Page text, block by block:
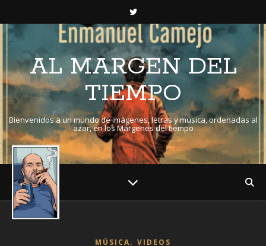
AL MARGEN DEL
TIEMPO
Bienvenidos a un mundo de imágenes, letras y música, ordenadas al
azar, en los Márgenes del tiempo
MÚSICA, VIDEOS